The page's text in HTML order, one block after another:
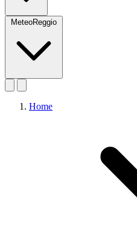
MeteoReggio
Home